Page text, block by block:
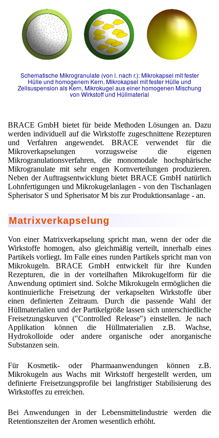
Mikrokugeln für Instant-Getränkepulver
A Leap Forward to Shaping Better Products –
Microencapsulation and Microgranulation
Drip Casting Technologies at BRACE - An overview
Schematische Mikrogranulate (von l. nach r.): Mikrokapsel mit fester
Hülle und homogenem Kern, Mikrokapsel mit fester Hülle und
Zellsuspension als Kern, Mikrokugel aus einer homogenen Mischung
von Wirkstoff und Hüllmaterial
BRACE GmbH bietet für beide Methoden Lösungen an. Dazu
werden individuell auf die Wirkstoffe zugeschnittene Rezepturen
und Verfahren angewendet. BRACE verwendet für die
Mikroverkapselungen vorzugsweise die eigenen
Mikrogranulationsverfahren, die monomodale hochsphärische
Mikrogranulate mit sehr engen Kornverteilungen produzieren.
Neben der Auftragsentwicklung bietet BRACE GmbH natürlich
Lohnfertigungen und Mikrokugelanlagen - von den Tischanlagen
Spherisator S und Spherisator M bis zur Produktionsanlage - an.
Matrixverkapselung
Von einer Matrixverkapselung spricht man, wenn der oder die
Wirkstoffe homogen, also gleichmäßig verteilt, innerhalb eines
Partikels vorliegt. Im Falle eines runden Partikels spricht man von
Mikrokugeln. BRACE GmbH entwickelt für ihre Kunden
Rezepturen, die in der vorteilhaften Mikrokugelform für die
Anwendung optimiert sind. Solche Mikrokugeln ermöglichen die
kontinuierliche Freisetzung der verkapselten Wirkstoffe über
einen definierten Zeitraum. Durch die passende Wahl der
Hüllmaterialien und der Partikelgröße lassen sich unterschiedliche
Freisetzungskurven ("Controlled Release") einstellen. Je nach
Applikation können die Hüllmaterialien z.B. Wachse,
Hydrokolloide oder andere organische oder anorganische
Substanzen sein.
Für Kosmetik- oder Pharmaanwendungen können z.B.
Mikrokugeln aus Wachs mit Wirkstoff hergestellt werden, um
definierte Freisetzungsprofile bei langfristiger Stabilisierung des
Wirkstoffes zu erreichen.
Bei Anwendungen in der Lebensmittelindustrie werden die
Retentionszeiten der Aromen wesentlich erhöht.